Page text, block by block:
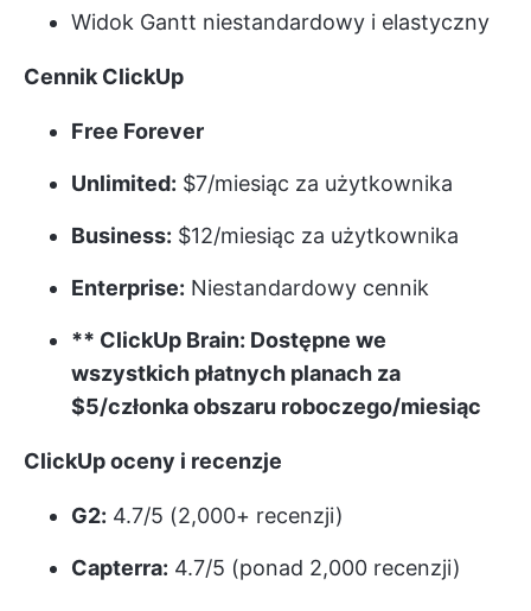
Widok Gantt niestandardowy i elastyczny
Cennik ClickUp
Free Forever
Unlimited: $7/miesiąc za użytkownika
Business: $12/miesiąc za użytkownika
Enterprise: Niestandardowy cennik
** ClickUp Brain: Dostępne we
wszystkich płatnych planach za
$5/członka obszaru roboczego/miesiąc
ClickUp oceny i recenzje
G2: 4.7/5 (2,000+ recenzji)
Capterra: 4.7/5 (ponad 2,000 recenzji)